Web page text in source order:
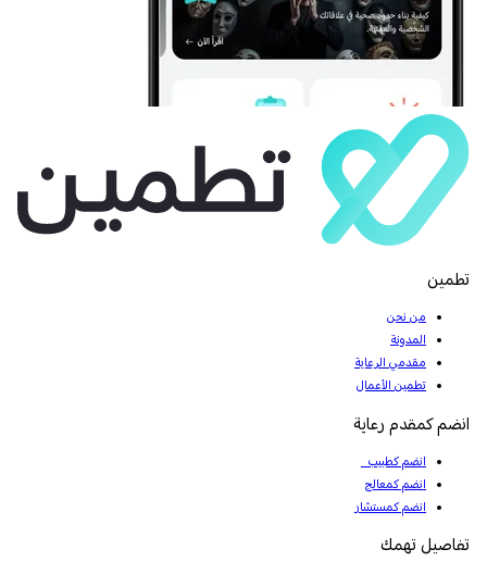
تطمين
من نحن
المدونة
مقدمي الرعاية
تطمين الأعمال
انضم كمقدم رعاية
انضم كطبيب
انضم كمعالج
انضم كمستشار
تفاصيل تهمك